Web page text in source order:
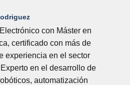
con Máster en
certificado con más de
experiencia en el sector
en el desarrollo de
automatización